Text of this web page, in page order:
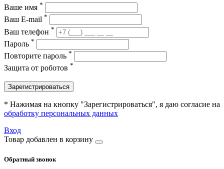
Ваше имя *
Ваш E-mail *
Ваш телефон *
Пароль *
Повторите пароль *
Защита от роботов *
Зарегистрироваться
* Нажимая на кнопку "Зарегистрироваться", я даю согласие на
обработку персональных данных
Вход
Товар добавлен в корзину
Обратный звонок